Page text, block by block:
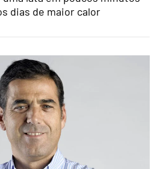
dias de maior calor